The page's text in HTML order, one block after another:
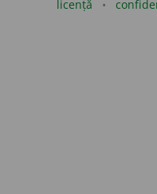
licență